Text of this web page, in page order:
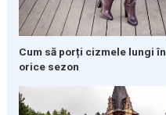
Cum să porți cizmele lungi în
orice sezon